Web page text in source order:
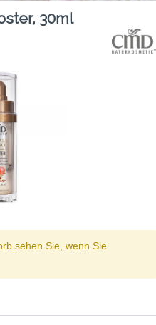
30ml
sehen Sie, wenn Sie